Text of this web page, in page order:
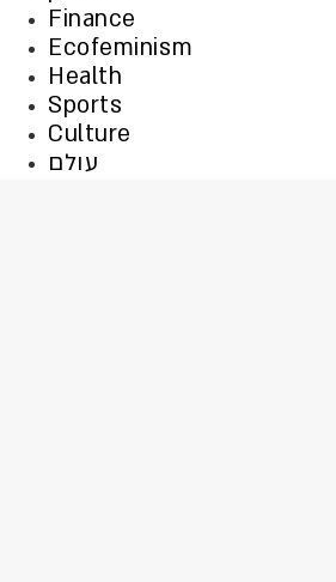
Finance
Ecofeminism
Health
Sports
Culture
עולם